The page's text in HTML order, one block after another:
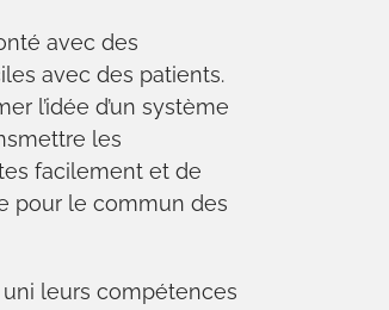
avec des
avec des patients.
l’idée d’un système
les
facilement et de
pour le commun des
leurs compétences